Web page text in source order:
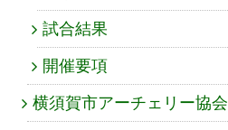
試合結果
開催要項
横須賀市アーチェリー協会